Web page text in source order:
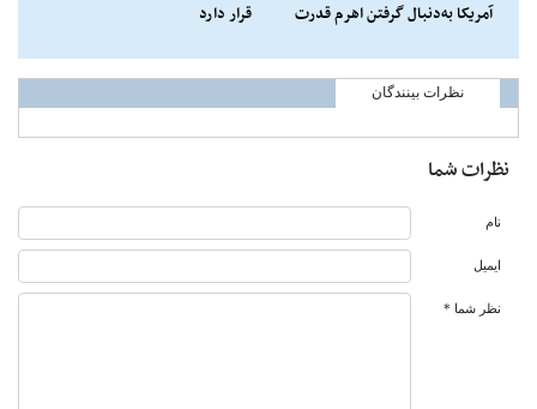
آمریکا به‌دنبال گرفتن اهرم قدرت
قرار دارد
نظرات بینندگان
نظرات شما
نام
ایمیل
نظر شما *